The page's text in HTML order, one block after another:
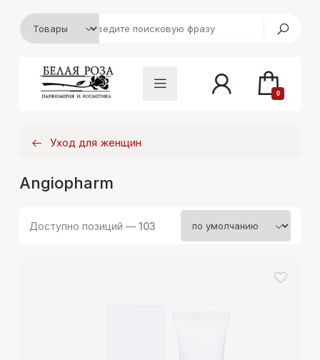
0
Уход для женщин
Angiopharm
Доступно позиций — 103